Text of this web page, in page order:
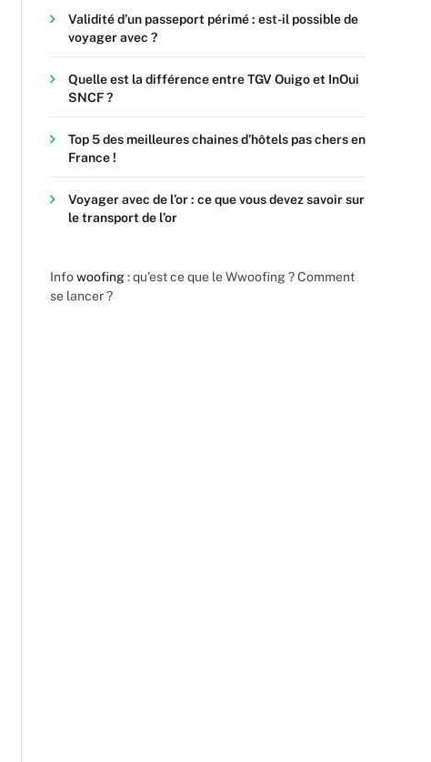
Validité d’un passeport périmé : est-il possible de
voyager avec ?
Quelle est la différence entre TGV Ouigo et InOui
SNCF ?
Top 5 des meilleures chaines d’hôtels pas chers en
France !
Voyager avec de l’or : ce que vous devez savoir sur
le transport de l’or
Infowoofing: qu’est ce que le Wwoofing ? Comment
se lancer ?